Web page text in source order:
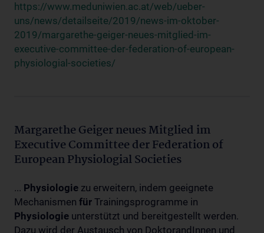
https://www.meduniwien.ac.at/web/ueber-
uns/news/detailseite/2019/news-im-oktober-
2019/margarethe-geiger-neues-mitglied-im-
executive-committee-der-federation-of-european-
physiologial-societies/
Margarethe Geiger neues Mitglied im
Executive Committee der Federation of
European Physiologial Societies
... Physiologie zu erweitern, indem geeignete
Mechanismen für Trainingsprogramme in
Physiologie unterstützt und bereitgestellt werden.
Dazu wird der Austausch von DoktorandInnen und